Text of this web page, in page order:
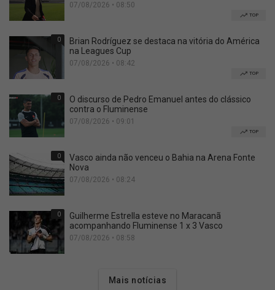
07/08/2026 • 08:50
TOP
0
Brian Rodríguez se destaca na vitória do América
na Leagues Cup
07/08/2026 • 08:42
TOP
0
O discurso de Pedro Emanuel antes do clássico
contra o Fluminense
07/08/2026 • 09:01
TOP
0
Vasco ainda não venceu o Bahia na Arena Fonte
Nova
07/08/2026 • 08:24
0
Guilherme Estrella esteve no Maracanã
acompanhando Fluminense 1 x 3 Vasco
07/08/2026 • 08:58
Mais notícias